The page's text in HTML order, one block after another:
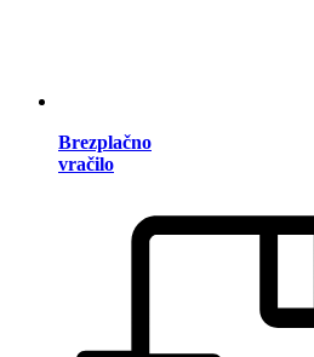
Brezplačno
vračilo